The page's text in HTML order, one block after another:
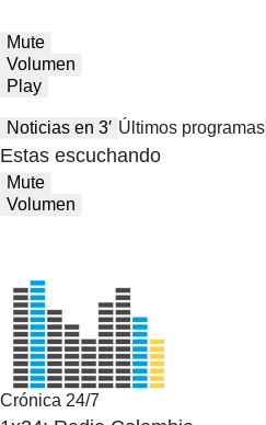
Mute
Volumen
Play
Noticias en 3′ Últimos programas
Estas escuchando
Mute
Volumen
Crónica 24/7